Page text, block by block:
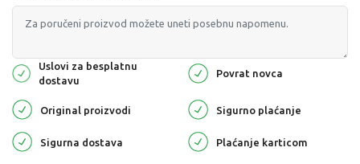
Uslovi za besplatnu
dostavu
Povrat novca
Original proizvodi Sigurno plaćanje
Sigurna dostava Plaćanje karticom